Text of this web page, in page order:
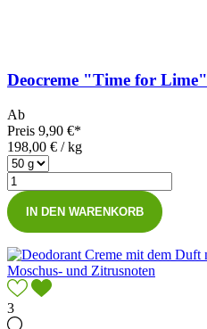
Deocreme "Time for Lime"
Ab
Preis 9,90 €*
198,00 € / kg
IN DEN WARENKORB
3